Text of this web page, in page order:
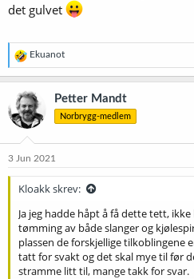
det gulvet
R
e
a
k
s
j
o
e
Ekuanot
Petter Mandt
Norbrygg-medlem
3 Jun 2021
Kloakk skrev:
Ja jeg hadde håpt å få dette tett,
tømming av både slanger og
plassen de forskjellige tilkoblingene
tatt for svakt og det skal mye til før
stramme litt til, mange takk for svar.